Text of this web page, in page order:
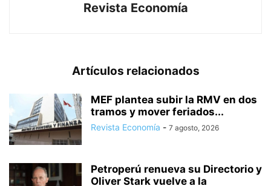
Revista Economía
Artículos relacionados
MEF plantea subir la RMV en dos
tramos y mover feriados...
Revista Economía - 7 agosto, 2026
Petroperú renueva su Directorio y
Oliver Stark vuelve a la